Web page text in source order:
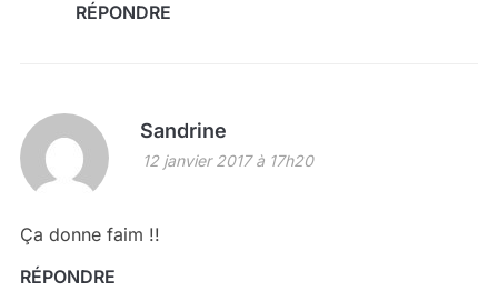
RÉPONDRE
Sandrine
12 janvier 2017 à 17h20
Ça donne faim !!
RÉPONDRE